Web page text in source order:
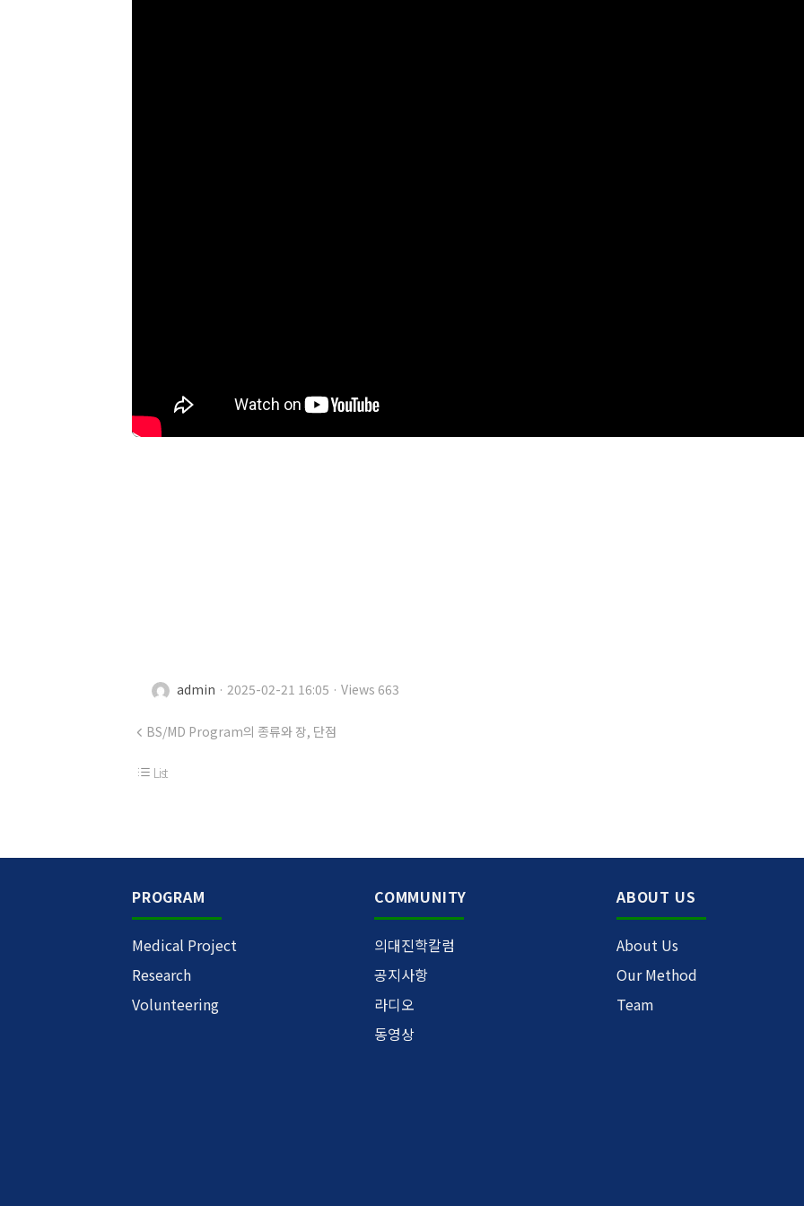
admin · 2025-02-21 16:05 · Views 663
BS/MD Program의 종류와 장, 단점
List
PROGRAM
Medical Project
Research
Volunteering
COMMUNITY
의대진학칼럼
공지사항
라디오
동영상
ABOUT US
About Us
Our Method
Team